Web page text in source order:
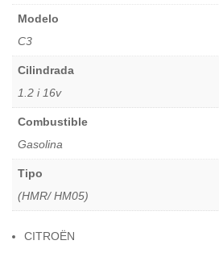
Modelo
C3
Cilindrada
1.2 i 16v
Combustible
Gasolina
Tipo
(HMR/ HM05)
CITROËN